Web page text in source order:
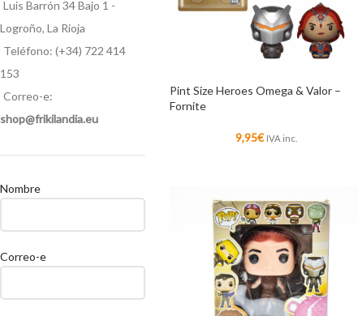
Luis Barrón 34 Bajo 1 -
Logroño, La Rioja
Teléfono: (+34) 722 414
153
Correo-e:
shop@frikilandia.eu
Nombre
Correo-e
Pint Size Heroes Omega & Valor –
Fornite
9,95€ IVA inc.